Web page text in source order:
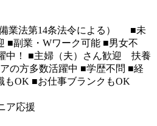
備業法第14条法令による） ■未
■副業・Wワーク可能 ■男女不
中！ ■主婦（夫）さん歓迎 扶養
の方多数活躍中 ■学歴不問 ■経
もOK ■お仕事ブランクもOK
ア応援